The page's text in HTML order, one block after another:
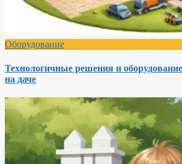
Оборудование
Технологичные решения и
на даче